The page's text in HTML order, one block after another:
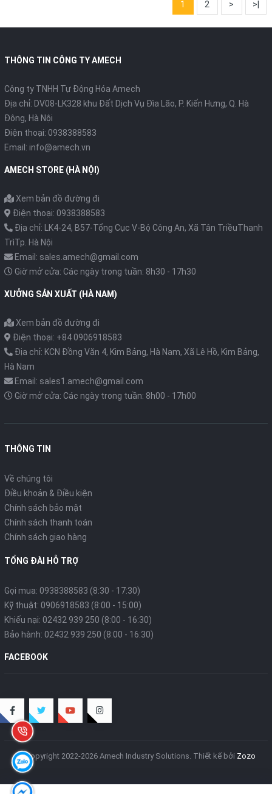
1 2 > >|
THÔNG TIN CÔNG TY AMECH
Công ty TNHH Tự Động Hóa Amech
Địa chỉ: DV08-LK328 khu Đất Dịch Vụ Đìa Lão, P. Kiến Hưng, Q. Hà
Đông, Hà Nội
Điện thoại: 0938388583
Email: info@amech.vn
AMECH STORE (HÀ NỘI)
Xem bản đồ đường đi
Điện thoại: 0938388583
Địa chỉ: LK4-24, B57-Tổng Cục V-Bộ Công An, Xã Tân TriềuThanh
TrìTp. Hà Nội
Email: sales.amech@gmail.com
Giờ mở cửa: Các ngày trong tuần: 8h30 - 17h30
XƯỞNG SẢN XUẤT (HÀ NAM)
Xem bản đồ đường đi
Điện thoại: +84 0906918583
Địa chỉ: KCN Đồng Văn 4, Kim Bảng, Hà Nam, Xã Lê Hồ, Kim Bảng,
Hà Nam
Email: sales1.amech@gmail.com
Giờ mở cửa: Các ngày trong tuần: 8h00 - 17h00
THÔNG TIN
Về chúng tôi
Điều khoản & Điều kiện
Chính sách bảo mật
Chính sách thanh toán
Chính sách giao hàng
TỔNG ĐÀI HỖ TRỢ
Gọi mua: 0938388583 (8:30 - 17:30)
Kỹ thuật: 0906918583 (8:00 - 15:00)
Khiếu nại: 02432 939 250 (8:00 - 16:30)
Bảo hành: 02432 939 250 (8:00 - 16:30)
FACEBOOK
© Copyright 2022-2026 Amech Industry Solutions.